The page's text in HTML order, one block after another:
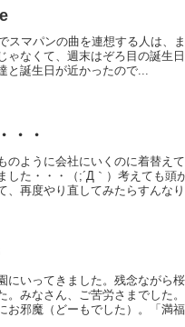
スマパンの曲を連想する人は、
ゃなくて、週末はぞろ目の誕生
と誕生日が近かったので...
・・
のように会社にいくのに着替え
した・・・（;´Д｀）考えても
、再度やり直してみたらすんなり
にいってきました。残念ながら
。みなさん、ご苦労さまでした
お邪魔（どーもでした）。「満